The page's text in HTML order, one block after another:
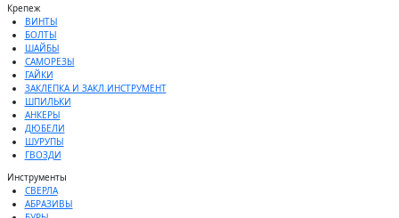
Крепеж
ВИНТЫ
БОЛТЫ
ШАЙБЫ
САМОРЕЗЫ
ГАЙКИ
ЗАКЛЕПКА И ЗАКЛ.ИНСТРУМЕНТ
ШПИЛЬКИ
АНКЕРЫ
ДЮБЕЛИ
ШУРУПЫ
ГВОЗДИ
Инструменты
СВЕРЛА
АБРАЗИВЫ